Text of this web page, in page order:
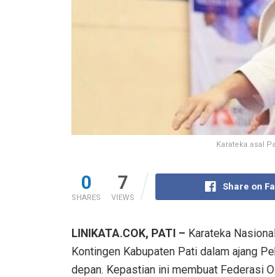
Karateka asal
0
SHARES
7
VIEWS
Share on
LINIKATA.COK, PATI – Karateka
Kontingen Kabupaten Pati dalam ajang
depan. Kepastian ini membuat Federasi